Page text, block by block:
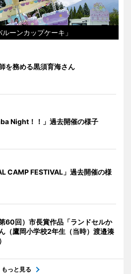
ーンカップケーキ」
を務める黒須育海さん
Night！！」過去開催の様子
CAMP FESTIVAL」過去開催の様
60回）市長賞作品「ランドセルか
（鷹岡小学校2年生（当時）渡邉湊
もっと見る